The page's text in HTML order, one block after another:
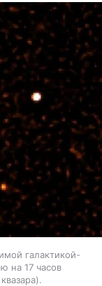
галактикой-
на 17 часов